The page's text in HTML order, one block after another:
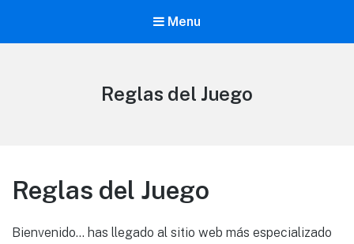
Menu
Reglas del Juego
Reglas del Juego
Bienvenido… has llegado al sitio web más especializado